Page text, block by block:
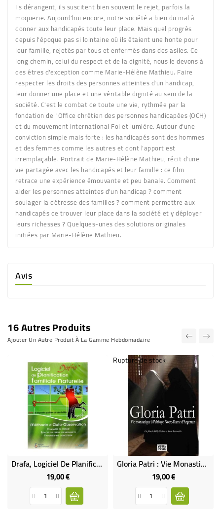
Ils dérangent, ils suscitent bien souvent le rejet, parfois la
moquerie. Aujourd'hui encore, notre société a bien du mal à
donner aux handicapés toute leur place. Mais quel progrès
depuis l'époque pas si lointaine où ils étaient une honte pour
leur famille, rejetés par tous et enfermés dans des asiles. Ce
long chemin, celui du respect et de la dignité, nous le devons à
des êtres d'exception comme Marie-Hélène Mathieu. Faire
respecter les droits des personnes atteintes d'un handicap,
leur donner une place et une véritable dignité au sein de la
société. C'est le combat de toute une vie, rythmée par la
fondation de l'Office chrétien des personnes handicapées (OCH)
et du mouvement international Foi et lumière. Autour d'une
conviction simple mais forte : les handicapés sont des hommes
et des femmes comme les autres et dont l'apport est
irremplaçable. Portrait de Marie-Hélène Mathieu, récit d'une
vie partagée avec les handicapés et leur famille : ce film
retrace une expérience émouvante et peu banale. Comment
aider les personnes atteintes d'un handicap ? comment
soulager la détresse des familles ? comment permettre aux
handicapés de trouver leur place dans la société et y déployer
leurs richesses ? Quelques-unes des solutions originales
initiées par Marie-Hélène Mathieu.
Avis
16 Autres Produits
Ajouter Un Autre Produit À La Gamme Hebdomadaire
Drafa, Logiciel De Planification Familiale Naturelle
19,00 €Prix
Rupture de stock
Gloria Patri : Vie Monastique A L'Abbaye Notre-Dame D'Argentan
19,00 €Prix